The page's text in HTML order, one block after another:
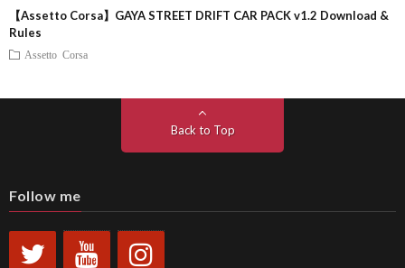
【Assetto Corsa】GAYA STREET DRIFT CAR PACK v1.2 Download &
Rules
Assetto Corsa
Back to Top
Follow me